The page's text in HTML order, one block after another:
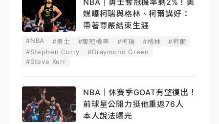
NBA｜勇士奪冠機率剩2%！美
媒曝柯瑞與格林、柯爾講好：
帶著尊嚴結束生涯
#NBA #勇士 #奪冠機率 #柯瑞 #格林
#柯爾
#Stephen Curry
#Draymond Green
#Steve Kerr
NBA｜休賽季GOAT有望復出！
前球星公開力挺他重返76人
本人說法曝光